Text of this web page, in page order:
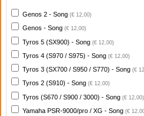
Genos 2 - Song (€ 12,00)
Genos - Song (€ 12,00)
Tyros 5 (SX900) - Song (€ 12,00)
Tyros 4 (S970 / S975) - Song (€ 12,00)
Tyros 3 (SX700 / S950 / S770) - Song (€
Tyros 2 (S910) - Song (€ 12,00)
Tyros (S670 / S900 / 3000) - Song (€ 12,00)
Yamaha PSR-9000/pro / XG - Song (€